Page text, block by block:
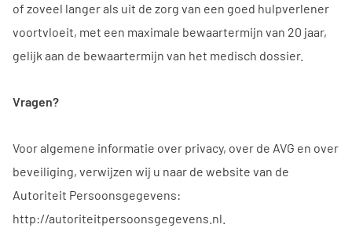
of zoveel langer als uit de zorg van een goed hulpverlener
voortvloeit, met een maximale bewaartermijn van 20 jaar,
gelijk aan de bewaartermijn van het medisch dossier.
Vragen?
Voor algemene informatie over privacy, over de AVG en over
beveiliging, verwijzen wij u naar de website van de
Autoriteit Persoonsgegevens:
http://autoriteitpersoonsgegevens.nl.